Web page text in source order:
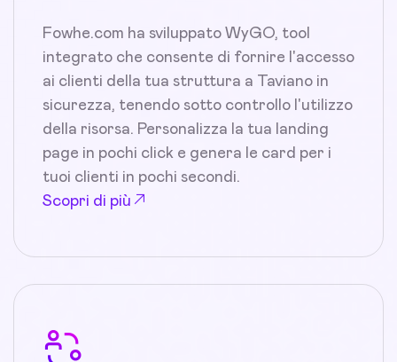
Fowhe.com ha sviluppato WyGO, tool
integrato che consente di fornire l'accesso
ai clienti della tua struttura a Taviano in
sicurezza, tenendo sotto controllo l'utilizzo
della risorsa. Personalizza la tua landing
page in pochi click e genera le card per i
tuoi clienti in pochi secondi.
Scopri di più